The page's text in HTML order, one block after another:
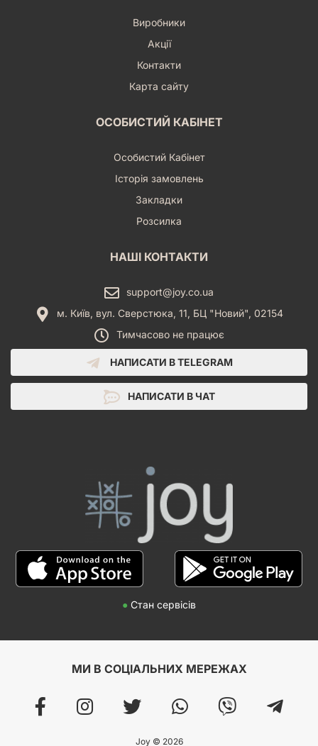
Виробники
Акції
Контакти
Карта сайту
ОСОБИСТИЙ КАБІНЕТ
Особистий Кабінет
Історія замовлень
Закладки
Розсилка
НАШІ КОНТАКТИ
support@joy.co.ua
м. Київ, вул. Сверстюка, 11, БЦ "Новий", 02154
Тимчасово не працює
НАПИСАТИ В TELEGRAM
НАПИСАТИ В ЧАТ
● Стан сервісів
МИ В СОЦІАЛЬНИХ МЕРЕЖАХ
Joy © 2026